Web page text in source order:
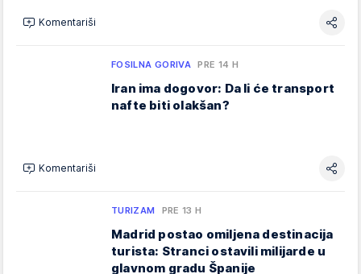
Komentariši
FOSILNA GORIVA PRE 14 H
Iran ima dogovor: Da li će transport
nafte biti olakšan?
Komentariši
TURIZAM PRE 13 H
Madrid postao omiljena destinacija
turista: Stranci ostavili milijarde u
glavnom gradu Španije